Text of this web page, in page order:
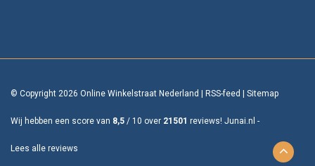
© Copyright 2026 Online Winkelstraat Nederland RSS-feed Sitemap
Wij hebben een score van 8,5 / 10 over 21501 reviews! Junai.nl -
Lees alle reviews